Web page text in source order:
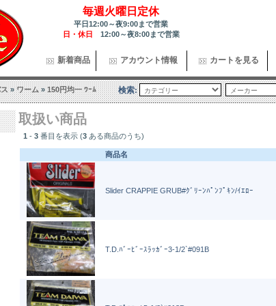
毎週火曜日定休
平日12:00～夜9:00まで営業
日・休日 12:00～夜8:00まで営業
新着商品 アカウント情報 カートを見る
»ワーム»150円均一 ﾜｰﾑ 検索:
取扱い商品
1 - 3 番目を表示 (3 ある商品のうち)
商品名
Slider CRAPPIE GRUB#ｸﾞﾘｰﾝﾊﾟﾝﾌﾟｷﾝ/ｲｴﾛｰ
T.D.ﾊﾞｰﾋﾞｰｽﾗｯｶﾞｰ3-1/2`#091B